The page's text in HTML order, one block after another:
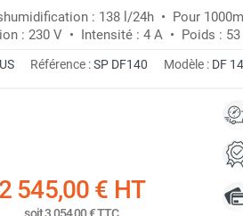
: 138 l/24h • Pour
: 230 V • Intensité : 4 A • Poids : 53
Référence :SP DF140 Modèle : DF
2 545,00 € HT
soit3 054,00 €TTC